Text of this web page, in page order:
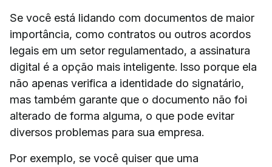
Se você está lidando com documentos de maior
importância, como contratos ou outros acordos
legais em um setor regulamentado, a assinatura
digital é a opção mais inteligente. Isso porque ela
não apenas verifica a identidade do signatário,
mas também garante que o documento não foi
alterado de forma alguma, o que pode evitar
diversos problemas para sua empresa.
Por exemplo, se você quiser que uma